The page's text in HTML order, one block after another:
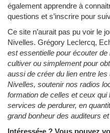
également apprendre à
questions et s’inscrire pour
Ce site n’aurait pas pu voir le
Nivelles. Grégory Leclercq,
est essentielle pour écouter de
cultiver ou simplement pour
aussi de créer du lien entre
Nivelles, soutenir nos radios
formation de celles et ceux qui
services de perdurer, en
grand bonheur des auditeurs
Intéressé•e ? Vous pouvez